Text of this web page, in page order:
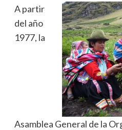
A partir
del año
1977, la
Asamblea General de la